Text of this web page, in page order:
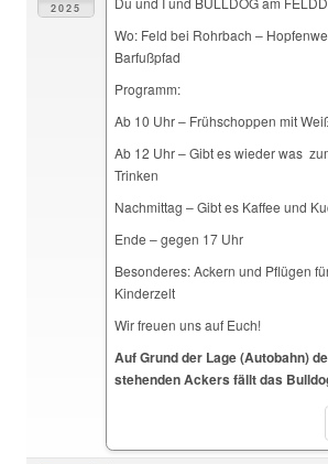
2025
Wo: Feld bei Rohrbach –
Barfußpfad
Programm:
Ab 10 Uhr – Frühschoppen mit
Ab 12 Uhr – Gibt es wieder was
Trinken
Nachmittag – Gibt es Kaffee und
Ende – gegen 17 Uhr
Besonderes: Ackern und Pflügen
Kinderzelt
Wir freuen uns auf Euch!
Auf Grund der Lage (Autobahn)
stehenden Ackers fällt das